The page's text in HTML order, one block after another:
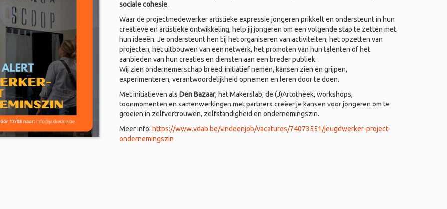
sociale cohesie.
Waar de projectmedewerker artistieke expressie jongeren prikkelt en ondersteunt in hun
creatieve en artistieke ontwikkeling, help jij jongeren om een volgende stap te zetten met
hun ideeën. Je ondersteunt hen bij het organiseren van activiteiten, het opzetten van
projecten, het uitbouwen van een netwerk, het promoten van hun talenten of het
aanbieden van hun creaties en diensten aan een breder publiek.
Wij zien ondernemerschap breed: initiatief nemen, kansen zien en grijpen,
experimenteren, verantwoordelijkheid opnemen en leren door te doen.
Met initiatieven als Den Bazaar, het Makerslab, de (J)Artotheek, workshops,
toonmomenten en samenwerkingen met partners creëer je kansen voor jongeren om te
groeien in zelfvertrouwen, zelfstandigheid en ondernemingszin.
Meer info: https://www.vdab.be/vindeenjob/vacatures/74073551/jeugdwerker-project-
ondernemingszin